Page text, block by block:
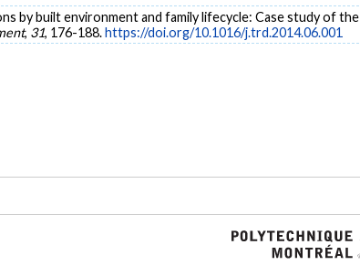
by built environment and family lifecycle: Case study of the
, 31, 176-188.https://doi.org/10.1016/j.trd.2014.06.001